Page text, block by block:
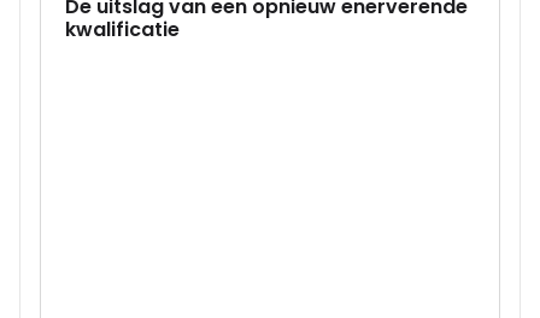
De uitslag van een opnieuw enerverende
kwalificatie